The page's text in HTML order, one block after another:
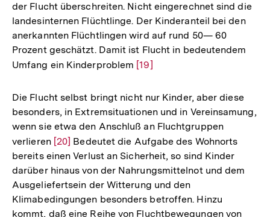
der
Fußnote
der Flucht überschreiten. Nicht eingerechnet sind die
landesinternen Flüchtlinge. Der Kinderanteil bei den
anerkannten Flüchtlingen wird auf rund 50— 60
Prozent geschätzt. Damit ist Flucht in bedeutendem
Umfang ein Kinderproblem Zur
der
Fußnote
[19]
Die Flucht selbst bringt nicht nur Kinder, aber diese
besonders, in Extremsituationen und in Vereinsamung,
wenn sie etwa den Anschluß an Fluchtgruppen
verlieren Zur
Auflösung
der
Fußnote
[20] Bedeutet die Aufgabe des Wohnorts
bereits einen Verlust an Sicherheit, so sind Kinder
darüber hinaus von der Nahrungsmittelnot und dem
Ausgeliefertsein der Witterung und den
Klimabedingungen besonders betroffen. Hinzu
kommt, daß eine Reihe von Fluchtbewegungen von